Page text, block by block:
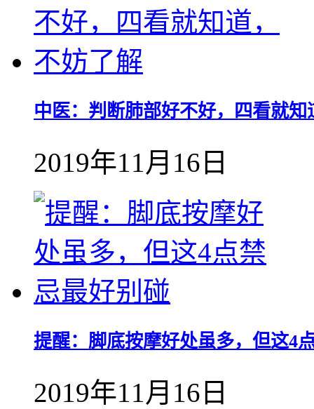
中医：判断肺部好不好，四看就知
2019年11月16日
提醒：脚底按摩好处虽多，但这4
2019年11月16日